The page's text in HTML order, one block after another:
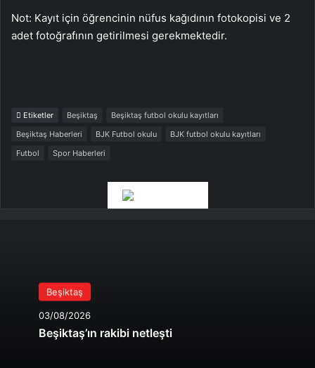
Not: Kayıt için öğrencinin nüfus kağıdının fotokopisi ve 2
adet fotoğrafının getirilmesi gerekmektedir.
Etiketler Beşiktaş
Beşiktaş futbol okulu kayıtları
Beşiktaş Haberleri
BJK Futbol okulu
BJK futbol okulu kayıtları
Futbol
Spor Haberleri
Beşiktaş
03/08/2026
Beşiktaş’ın rakibi netleşti